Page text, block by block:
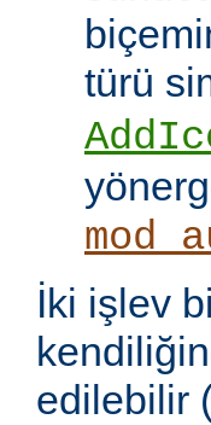
türü
İki işlev
edilebilir